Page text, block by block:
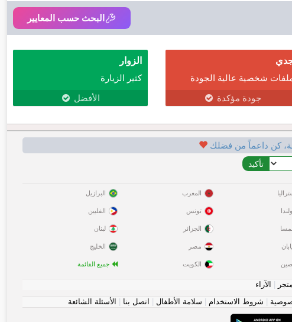
البحث حسب المعايير
شخصية عالية الجودة
جودة مؤكدة
الزوار
كثير الزيارة
الأفضل
كن داعماً من فضلك
المغرب
تونس
الجزائر
مصر
الكويت
البرازيل
الفلبين
لبنان
الخليج
جميع القائمة
الآراء
شروط الاستخدام سلامة الأطفال اتصل بنا الأسئلة الشائعة